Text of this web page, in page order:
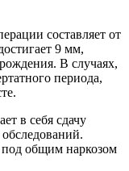
составляет от
9 мм,
В случаях,
периода,
в себя сдачу
общим наркозом